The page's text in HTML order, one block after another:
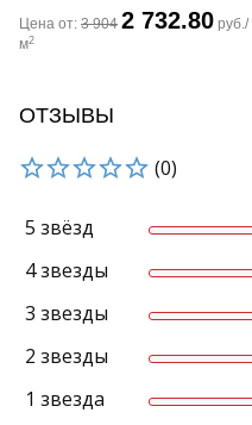
Цена от: 3 904 2 732.80 руб./
м2
ОТЗЫВЫ
(0)
5 звёзд
4 звезды
3 звезды
2 звезды
1 звезда